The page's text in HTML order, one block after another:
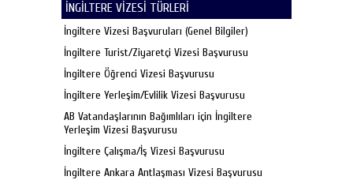
İNGİLTERE VİZESİ TÜRLERİ
İngiltere Vizesi Başvuruları (Genel Bilgiler)
İngiltere Turist/Ziyaretçi Vizesi Başvurusu
İngiltere Öğrenci Vizesi Başvurusu
İngiltere Yerleşim/Evlilik Vizesi Başvurusu
AB Vatandaşlarının Bağımlıları için İngiltere
Yerleşim Vizesi Başvurusu
İngiltere Çalışma/İş Vizesi Başvurusu
İngiltere Ankara Antlaşması Vizesi Başvurusu